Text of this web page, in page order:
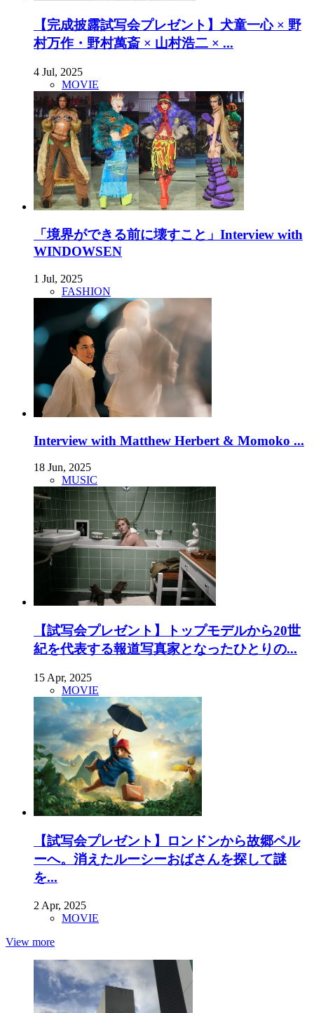
【完成披露試写会プレゼント】犬童一心 × 野
村万作・野村萬斎 × 山村浩二 × ...
4 Jul, 2025
MOVIE
「境界ができる前に壊すこと」Interview with
WINDOWSEN
1 Jul, 2025
FASHION
Interview with Matthew Herbert & Momoko ...
18 Jun, 2025
MUSIC
【試写会プレゼント】トップモデルから20世
紀を代表する報道写真家となったひとりの...
15 Apr, 2025
MOVIE
【試写会プレゼント】ロンドンから故郷ペル
ーへ。消えたルーシーおばさんを探して謎
を...
2 Apr, 2025
MOVIE
View more